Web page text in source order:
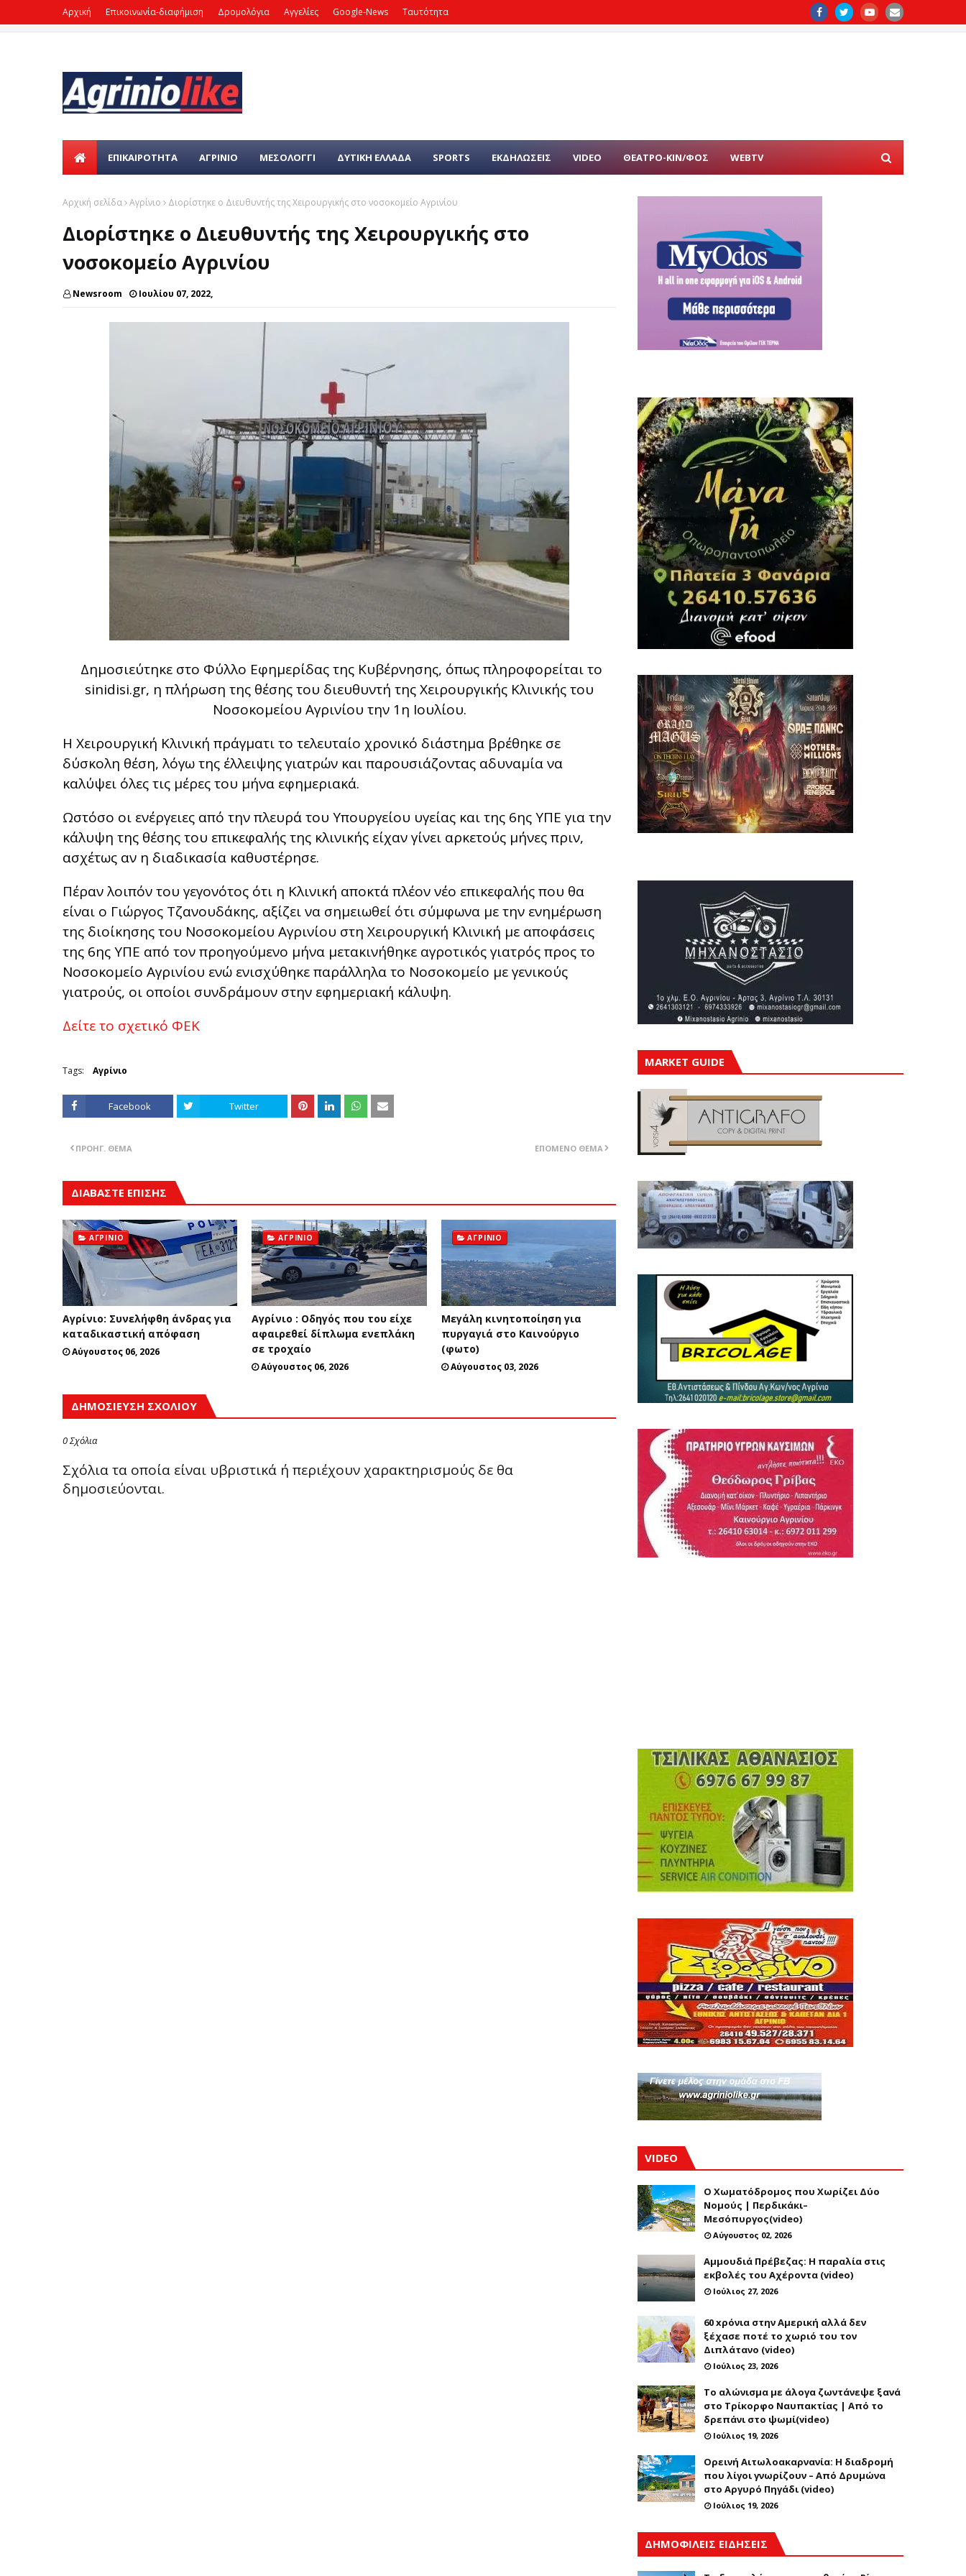
Αρχική Επικοινωνία-διαφήμιση Δρομολόγια Αγγελίες Google-News Ταυτότητα
ΕΠΙΚΑΙΡΌΤΗΤΑ ΑΓΡΙΝΙΟ ΜΕΣΟΛΟΓΓΙ ΔΥΤΙΚΗ ΕΛΛΑΔΑ SPORTS ΕΚΔΗΛΩΣΕΙΣ VIDEO ΘΕΑΤΡΟ-ΚΙΝ/ΦΟΣ WEBTV
Αρχική σελίδα Αγρίνιο Διορίστηκε ο Διευθυντής της Χειρουργικής στο νοσοκομείο Αγρινίου
Διορίστηκε ο Διευθυντής της Χειρουργικής στο
νοσοκομείο Αγρινίου
Newsroom Ιουλίου 07, 2022,
Δημοσιεύτηκε στο Φύλλο Εφημερίδας της Κυβέρνησης, όπως πληροφορείται το
sinidisi.gr, η πλήρωση της θέσης του διευθυντή της Χειρουργικής Κλινικής του
Νοσοκομείου Αγρινίου την 1η Ιουλίου.
Η Χειρουργική Κλινική πράγματι το τελευταίο χρονικό διάστημα βρέθηκε σε
δύσκολη θέση, λόγω της έλλειψης γιατρών και παρουσιάζοντας αδυναμία να
καλύψει όλες τις μέρες του μήνα εφημεριακά.
Ωστόσο οι ενέργειες από την πλευρά του Υπουργείου υγείας και της 6ης ΥΠΕ για την
κάλυψη της θέσης του επικεφαλής της κλινικής είχαν γίνει αρκετούς μήνες πριν,
ασχέτως αν η διαδικασία καθυστέρησε.
Πέραν λοιπόν του γεγονότος ότι η Κλινική αποκτά πλέον νέο επικεφαλής που θα
είναι ο Γιώργος Τζανουδάκης, αξίζει να σημειωθεί ότι σύμφωνα με την ενημέρωση
της διοίκησης του Νοσοκομείου Αγρινίου στη Χειρουργική Κλινική με αποφάσεις
της 6ης ΥΠΕ από τον προηγούμενο μήνα μετακινήθηκε αγροτικός γιατρός προς το
Νοσοκομείο Αγρινίου ενώ ενισχύθηκε παράλληλα το Νοσοκομείο με γενικούς
γιατρούς, οι οποίοι συνδράμουν στην εφημεριακή κάλυψη.
Δείτε το σχετικό ΦΕΚ
Tags: Αγρίνιο
Facebook Twitter
ΕΠΌΜΕΝΟ ΘΈΜΑ
ΠΡΟΗΓ. ΘΈΜΑ
ΔΙΑΒΑΣΤΕ ΕΠΙΣΗΣ
ΑΓΡΊΝΙΟ
Αγρίνιο: Συνελήφθη άνδρας για
καταδικαστική απόφαση
Αύγουστος 06, 2026
ΑΓΡΊΝΙΟ
Αγρίνιο : Οδηγός που του είχε
αφαιρεθεί δίπλωμα ενεπλάκη
σε τροχαίο
Αύγουστος 06, 2026
ΑΓΡΊΝΙΟ
Μεγάλη κινητοποίηση για
πυργαγιά στο Καινούργιο
(φωτο)
Αύγουστος 03, 2026
ΔΗΜΟΣΊΕΥΣΗ ΣΧΟΛΊΟΥ
0 Σχόλια
Σχόλια τα οποία είναι υβριστικά ή περιέχουν χαρακτηρισμούς δε θα
δημοσιεύονται.
MARKET GUIDE
VIDEO
Ο Χωματόδρομος που Χωρίζει Δύο
Νομούς | Περδικάκι–
Μεσόπυργος(video)
Αύγουστος 02, 2026
Αμμουδιά Πρέβεζας: Η παραλία στις
εκβολές του Αχέροντα (video)
Ιούλιος 27, 2026
60 xρόνια στην Αμερική αλλά δεν
ξέχασε ποτέ το χωριό του τον
Διπλάτανο (video)
Ιούλιος 23, 2026
Το αλώνισμα με άλογα ζωντάνεψε ξανά
στο Τρίκορφο Ναυπακτίας | Από το
δρεπάνι στο ψωμί(video)
Ιούλιος 19, 2026
Ορεινή Αιτωλοακαρνανία: Η διαδρομή
που λίγοι γνωρίζουν – Από Δρυμώνα
στο Αργυρό Πηγάδι (video)
Ιούλιος 19, 2026
ΔΗΜΟΦΙΛΕΙΣ ΕΙΔΗΣΕΙΣ